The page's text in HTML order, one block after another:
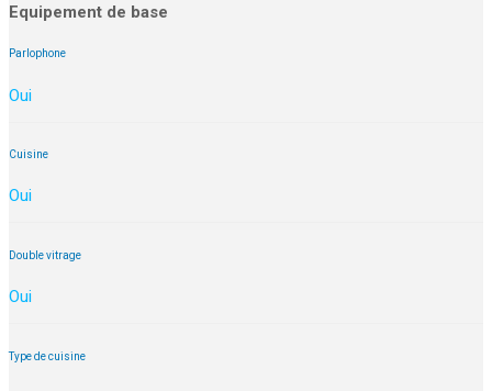
Equipement de base
Parlophone
Oui
Cuisine
Oui
Double vitrage
Oui
Type de cuisine